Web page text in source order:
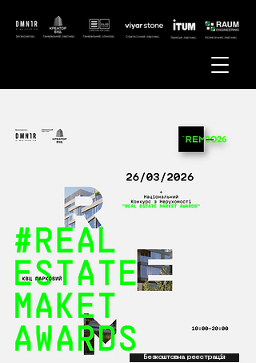
Безкоштовна реєстрація